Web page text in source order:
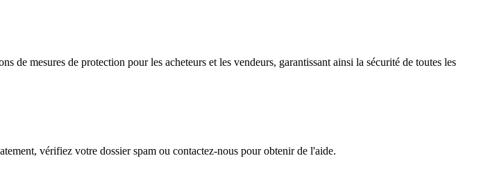
de mesures de protection pour les acheteurs et les vendeurs, garantissant ainsi la sécurité de toutes les
vérifiez votre dossier spam ou contactez-nous pour obtenir de l'aide.